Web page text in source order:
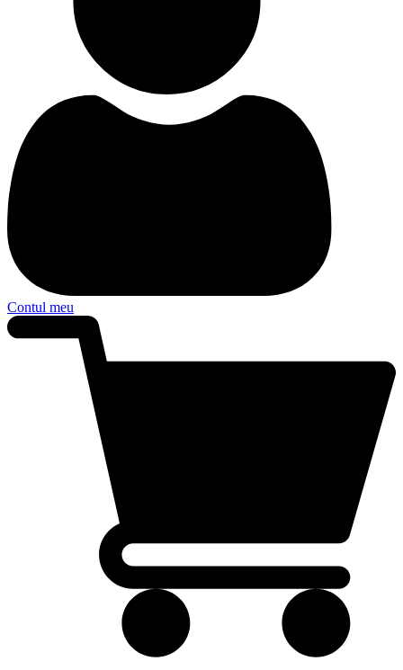
Contul meu